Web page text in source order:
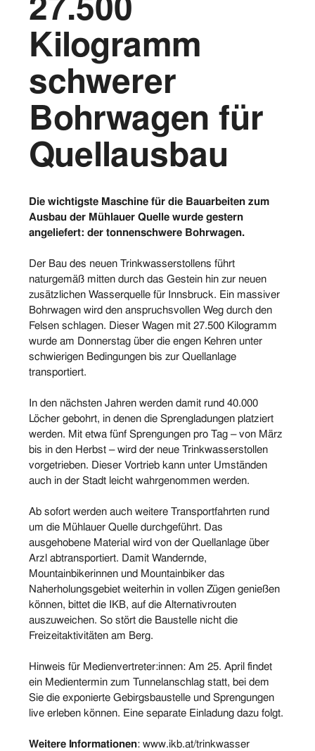
Logos
Bilder
Kontakt
Kilogramm
schwerer
Bohrwagen für
Quellausbau
Die wichtigste Maschine für die Bauarbeiten zum
Ausbau der Mühlauer Quelle wurde gestern
angeliefert: der tonnenschwere Bohrwagen.
Der Bau des neuen Trinkwasserstollens führt
naturgemäß mitten durch das Gestein hin zur neuen
zusätzlichen Wasserquelle für Innsbruck. Ein massiver
Bohrwagen wird den anspruchsvollen Weg durch den
Felsen schlagen. Dieser Wagen mit 27.500 Kilogramm
wurde am Donnerstag über die engen Kehren unter
schwierigen Bedingungen bis zur Quellanlage
transportiert.
In den nächsten Jahren werden damit rund 40.000
Löcher gebohrt, in denen die Sprengladungen platziert
werden. Mit etwa fünf Sprengungen pro Tag – von März
bis in den Herbst – wird der neue Trinkwasserstollen
vorgetrieben. Dieser Vortrieb kann unter Umständen
auch in der Stadt leicht wahrgenommen werden.
Ab sofort werden auch weitere Transportfahrten rund
um die Mühlauer Quelle durchgeführt. Das
ausgehobene Material wird von der Quellanlage über
Arzl abtransportiert. Damit Wandernde,
Mountainbikerinnen und Mountainbiker das
Naherholungsgebiet weiterhin in vollen Zügen genießen
können, bittet die IKB, auf die Alternativrouten
auszuweichen. So stört die Baustelle nicht die
Freizeitaktivitäten am Berg.
Hinweis für Medienvertreter:innen: Am 25. April findet
ein Medientermin zum Tunnelanschlag statt, bei dem
Sie die exponierte Gebirgsbaustelle und Sprengungen
live erleben können. Eine separate Einladung dazu folgt.
Weitere Informationen: www.ikb.at/trinkwasser